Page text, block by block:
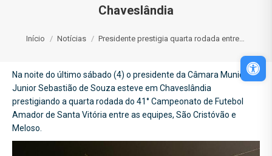
Chaveslândia
Início Notícias Presidente prestigia quarta rodada entre…
Na noite do último sábado (4) o presidente da Câmara Municipal
Junior Sebastião de Souza esteve em Chaveslândia
prestigiando a quarta rodada do 41° Campeonato de Futebol
Amador de Santa Vitória entre as equipes, São Cristóvão e
Meloso.